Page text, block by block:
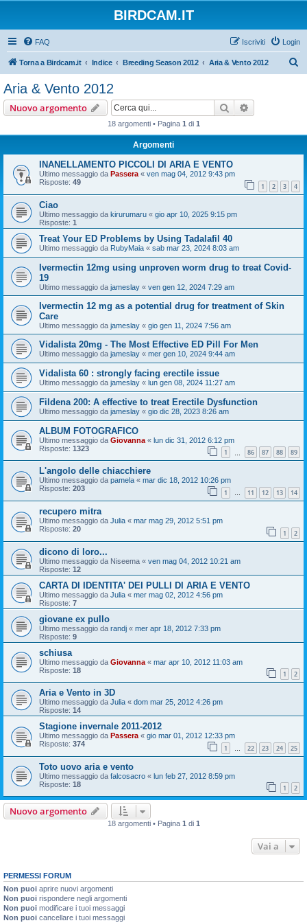
BIRDCAM.IT
FAQ Login
Iscriviti
Torna a Birdcam.it Indice Breeding Season 2012 Aria & Vento 2012
Aria & Vento 2012
Nuovo argomento Cerca
18 argomenti • Pagina 1 di 1
Argomenti
INANELLAMENTO PICCOLI DI ARIA E VENTO
Ultimo messaggio da Passera « ven mag 04, 2012 9:43 pm
Risposte: 49 1 2 3 4
Ciao
Ultimo messaggio da kirurumaru « gio apr 10, 2025 9:15 pm
Risposte: 1
Treat Your ED Problems by Using Tadalafil 40
Ultimo messaggio da RubyMaia « sab mar 23, 2024 8:03 am
Ivermectin 12mg using unproven worm drug to treat Covid-
19
Ultimo messaggio da jameslay « ven gen 12, 2024 7:29 am
Ivermectin 12 mg as a potential drug for treatment of Skin
Care
Ultimo messaggio da jameslay « gio gen 11, 2024 7:56 am
Vidalista 20mg - The Most Effective ED Pill For Men
Ultimo messaggio da jameslay « mer gen 10, 2024 9:44 am
Vidalista 60 : strongly facing erectile issue
Ultimo messaggio da jameslay « lun gen 08, 2024 11:27 am
Fildena 200: A effective to treat Erectile Dysfunction
Ultimo messaggio da jameslay « gio dic 28, 2023 8:26 am
ALBUM FOTOGRAFICO
Ultimo messaggio da Giovanna « lun dic 31, 2012 6:12 pm
Risposte: 1323 1 86 87 88 89
L'angolo delle chiacchiere
Ultimo messaggio da pamela « mar dic 18, 2012 10:26 pm
Risposte: 203 1 … 11 12 13 14
recupero mitra
Ultimo messaggio da Julia « mar mag 29, 2012 5:51 pm
Risposte: 20 1 2
dicono di loro...
Ultimo messaggio da Niseema « ven mag 04, 2012 10:21 am
Risposte: 12
CARTA DI IDENTITA' DEI PULLI DI ARIA E VENTO
Ultimo messaggio da Julia « mer mag 02, 2012 4:56 pm
Risposte: 7
giovane ex pullo
Ultimo messaggio da randj « mer apr 18, 2012 7:33 pm
Risposte: 9
schiusa
Ultimo messaggio da Giovanna « mar apr 10, 2012 11:03 am
Risposte: 18 1 2
Aria e Vento in 3D
Ultimo messaggio da Julia « dom mar 25, 2012 4:26 pm
Risposte: 14
Stagione invernale 2011-2012
Ultimo messaggio da Passera « gio mar 01, 2012 12:33 pm
Risposte: 374 1 … 22 23 24 25
Toto uovo aria e vento
Ultimo messaggio da falcosacro « lun feb 27, 2012 8:59 pm
Risposte: 18 1 2
Nuovo argomento
18 argomenti • Pagina 1di 1
Vai a
PERMESSI FORUM
Non puoi aprire nuovi argomenti
Non puoi rispondere negli argomenti
Non puoi modificare i tuoi messaggi
Non puoi cancellare i tuoi messaggi